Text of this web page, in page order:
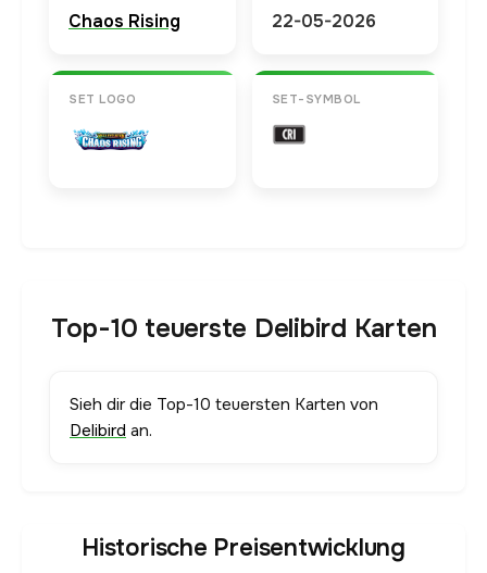
Chaos Rising 22-05-2026
SET LOGO SET-SYMBOL
Top-10 teuerste Delibird Karten
Sieh dir die Top-10 teuersten Karten von
Delibird an.
Historische Preisentwicklung